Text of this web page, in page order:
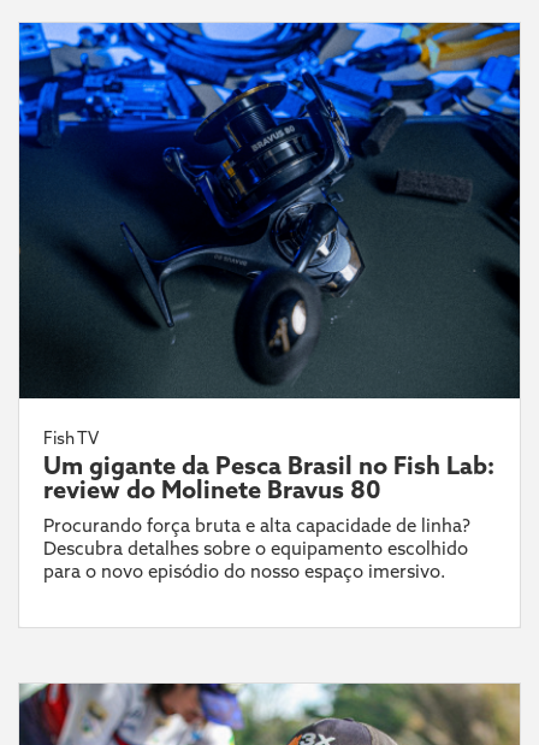
Fish TV
Um gigante da Pesca Brasil no Fish Lab:
review do Molinete Bravus 80
Procurando força bruta e alta capacidade de linha?
Descubra detalhes sobre o equipamento escolhido
para o novo episódio do nosso espaço imersivo.